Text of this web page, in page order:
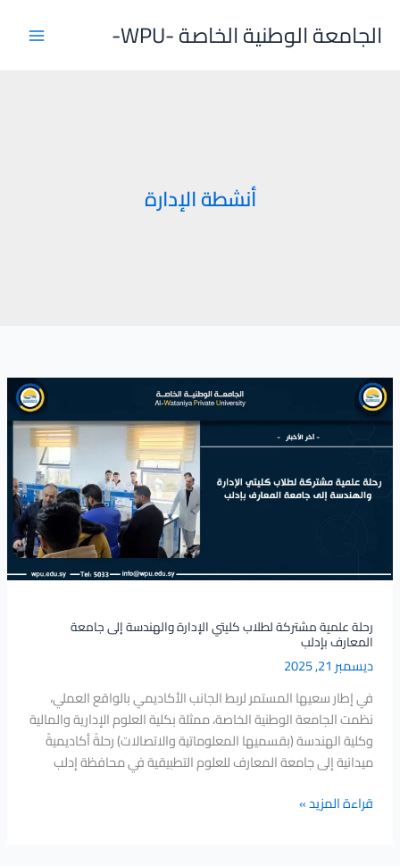
المحتوىالجامعة الوطنية الخاصة -WPU-
أنشطة الإدارة
رحلة علمية مشتركة لطلاب كليتي الإدارة والهندسة إلى جامعة
المعارف بإدلب
ديسمبر 21, 2025
في إطار سعيها المستمر لربط الجانب الأكاديمي بالواقع العملي،
نظمت الجامعة الوطنية الخاصة، ممثلة بكلية العلوم الإدارية والمالية
وكلية الهندسة (بقسميها المعلوماتية والاتصالات) رحلةً أكاديميةً
ميدانية إلى جامعة المعارف للعلوم التطبيقية في محافظة إدلب
رحلة
علمية
مشتركة
لطلاب
كليتي
الإدارة
المعارف
قراءة المزيد »